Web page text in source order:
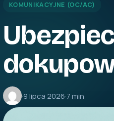
KOMUNIKACYJNE (OC/AC)
·9 lipca 2026·7 min